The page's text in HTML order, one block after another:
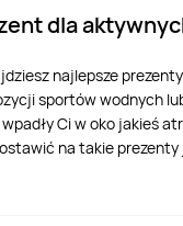
dla
najlepsze
sportów wodnych
wpadły Ci w oko jakieś
na takie